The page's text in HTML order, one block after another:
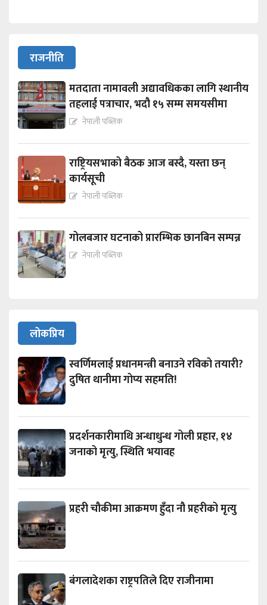
राजनीति
मतदाता नामावली अद्यावधिकका लागि स्थानीय
तहलाई पत्राचार, भदौ १५ सम्म समयसीमा
नेपाली पब्लिक
राष्ट्रियसभाको बैठक आज बस्दै, यस्ता छन्
कार्यसूची
नेपाली पब्लिक
गोलबजार घटनाको प्रारम्भिक छानबिन सम्पन्न
नेपाली पब्लिक
लोकप्रिय
स्वर्णिमलाई प्रधानमन्त्री बनाउने रविको तयारी?
दुषित थानीमा गोप्य सहमति!
प्रदर्शनकारीमाथि अन्धाधुन्ध गोली प्रहार, १४
जनाको मृत्यु, स्थिति भयावह
प्रहरी चौकीमा आक्रमण हुँदा नौ प्रहरीको मृत्यु
बंगलादेशका राष्ट्रपतिले दिए राजीनामा